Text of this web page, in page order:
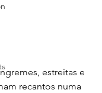
recantos numa